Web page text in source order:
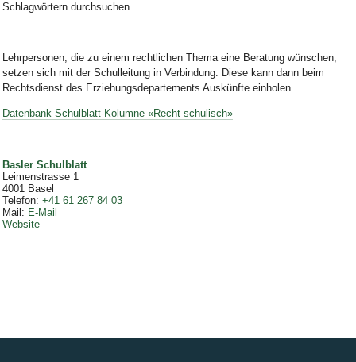
Schlagwörtern durchsuchen.
Lehrpersonen, die zu einem rechtlichen Thema eine Beratung wünschen,
setzen sich mit der Schulleitung in Verbindung. Diese kann dann beim
Rechtsdienst des Erziehungsdepartements Auskünfte einholen.
Datenbank Schulblatt-Kolumne «Recht schulisch»
Basler Schulblatt
Leimenstrasse 1
4001 Basel
Telefon: +41 61 267 84 03
Mail : E-Mail
Website